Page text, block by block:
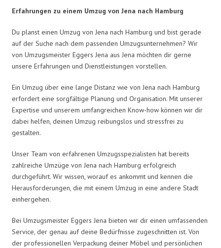
Erfahrungen zu einem Umzug von Jena nach Hamburg
Du planst einen Umzug von Jena nach Hamburg und bist gerade
auf der Suche nach dem passenden Umzugsunternehmen? Wir
von Umzugsmeister Eggers Jena aus Jena möchten dir gerne
unsere Erfahrungen und Dienstleistungen vorstellen.
Ein Umzug über eine lange Distanz wie von Jena nach Hamburg
erfordert eine sorgfältige Planung und Organisation. Mit unserer
Expertise und unserem umfangreichen Know-how können wir dir
dabei helfen, deinen Umzug reibungslos und stressfrei zu
gestalten.
Unser Team von erfahrenen Umzugsspezialisten hat bereits
zahlreiche Umzüge von Jena nach Hamburg erfolgreich
durchgeführt. Wir wissen, worauf es ankommt und kennen die
Herausforderungen, die mit einem Umzug in eine andere Stadt
einhergehen.
Bei Umzugsmeister Eggers Jena bieten wir dir einen umfassenden
Service, der genau auf deine Bedürfnisse zugeschnitten ist. Von
der professionellen Verpackung deiner Möbel und persönlichen